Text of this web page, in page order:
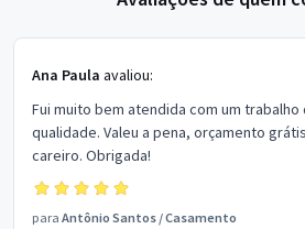
Ana Paula avaliou:
Fui muito bem atendida com um trabalho
qualidade. Valeu a pena, orçamento
careiro. Obrigada!
para Antônio Santos /Casamento